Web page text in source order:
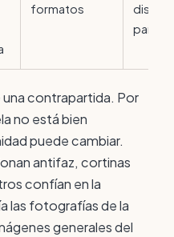
formatos
contrapartida. Por
no está bien
puede cambiar.
antifaz, cortinas
confían en la
las fotografías de la
generales del